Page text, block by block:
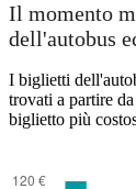
Il momento
dell'autobus
I biglietti
trovati a partire
biglietto più